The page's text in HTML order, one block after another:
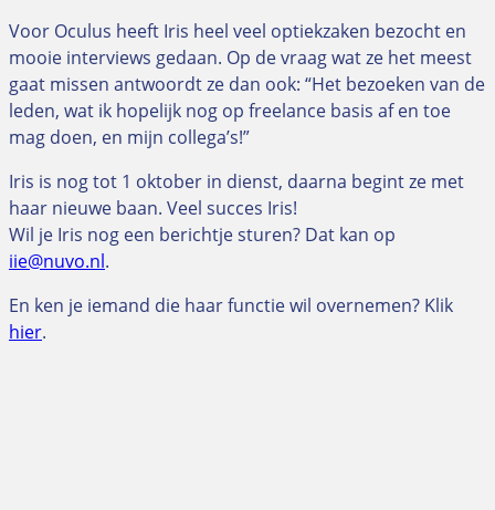
Voor Oculus heeft Iris heel veel optiekzaken bezocht en
mooie interviews gedaan. Op de vraag wat ze het meest
gaat missen antwoordt ze dan ook: “Het bezoeken van de
leden, wat ik hopelijk nog op freelance basis af en toe
mag doen, en mijn collega’s!”
Iris is nog tot 1 oktober in dienst, daarna begint ze met
haar nieuwe baan. Veel succes Iris!
Wil je Iris nog een berichtje sturen? Dat kan op
iie@nuvo.nl.
En ken je iemand die haar functie wil overnemen? Klik
hier.